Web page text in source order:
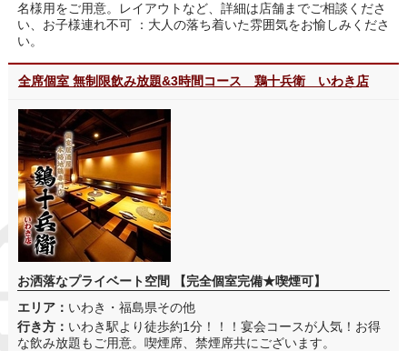
名様用をご用意。レイアウトなど、詳細は店舗までご相談くださ
い、お子様連れ不可 ：大人の落ち着いた雰囲気をお愉しみくださ
い。
全席個室 無制限飲み放題&3時間コース 鶏十兵衛 いわき店
お洒落なプライベート空間 【完全個室完備★喫煙可】
エリア： いわき・福島県その他
行き方： いわき駅より徒歩約1分！！！宴会コースが人気！お得
な飲み放題もご用意。喫煙席、禁煙席共にございます。